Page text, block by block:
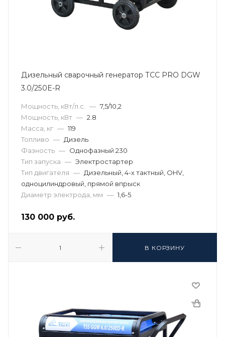
Дизельный сварочный генератор ТСС PRO DGW
3.0/250E-R
Мощность, кВт/л.с. — 7,5/10,2
Мощность, кВт — 2.8
Масса, кг — 119
Топливо — Дизель
Фазность — Однофазный 230
Тип запуска — Электростартер
Тип двигателя — Дизельный, 4-х тактный, OHV,
одноцилиндровый, прямой впрыск
Диаметр электрода, мм — 1,6-5
130 000 руб.
В КОРЗИНУ